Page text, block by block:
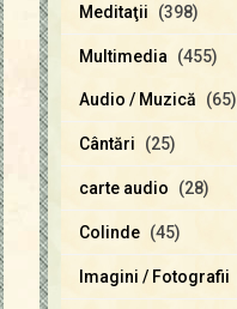
Meditaţii (398)
Multimedia (455)
Audio / Muzică (65)
Cântări (25)
carte audio (28)
Colinde (45)
Imagini / Fotografii